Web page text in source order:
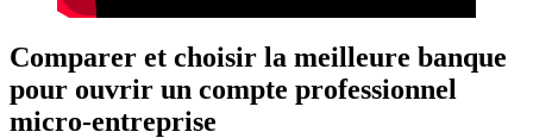
Comparer et choisir la meilleure banque
pour ouvrir un compte professionnel
micro-entreprise